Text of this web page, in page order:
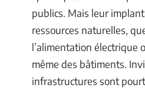
publics. Mais leur
ressources naturelles,
l’alimentation électrique
même des bâtiments.
infrastructures sont